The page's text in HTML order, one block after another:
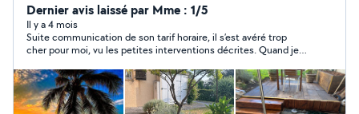
besoin d'un bricoleur d'un jardinier parce que c'était mon
métier, vous aider pour quelques travaux que ce soit
nettoyé les terrasses, des planter et replanter quelques
plantes, tailler des arbustes, refaire une pelouse
naturelle ou en synthétique etc. n'hésitez pas à me
contacter pour de plus en plus informations
Dernier avis laissé par Mme : 1/5
Il y a 4 mois
Suite communication de son tarif horaire, il s’est avéré trop
cher pour moi, vu les petites interventions décrites. Quand je
juste fait remarquer car étonnée. Il m’a alors bloquée après
avoir remis un message ´donneur de leçon ´ ce qui prouve un
comportement inapproprié.